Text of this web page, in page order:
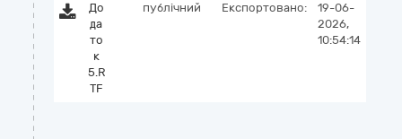
До
да
то
к
5.R
TF
публічний Експортовано:
19-06-
2026,
10:54:14